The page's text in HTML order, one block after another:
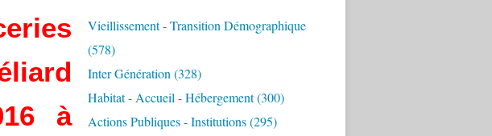
à
Vieillissement - Transition Démographique
(578)
Inter Génération (328)
Habitat - Accueil - Hébergement(300)
Actions Publiques - Institutions(295)